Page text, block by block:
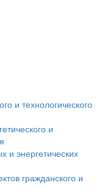
и технологического
и
и энергетических
гражданского и